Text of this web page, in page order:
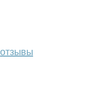
отзывы